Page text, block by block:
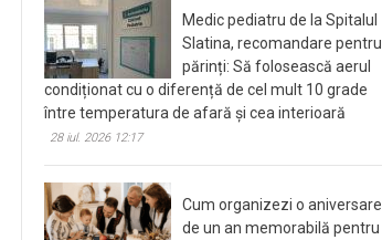
Medic pediatru de la Spitalul
Slatina, recomandare pentru
părinți: Să folosească aerul
condiționat cu o diferență de cel mult 10 grade
între temperatura de afară și cea interioară
28 iul. 2026 12:17
Cum organizezi o aniversare
de un an memorabilă pentru